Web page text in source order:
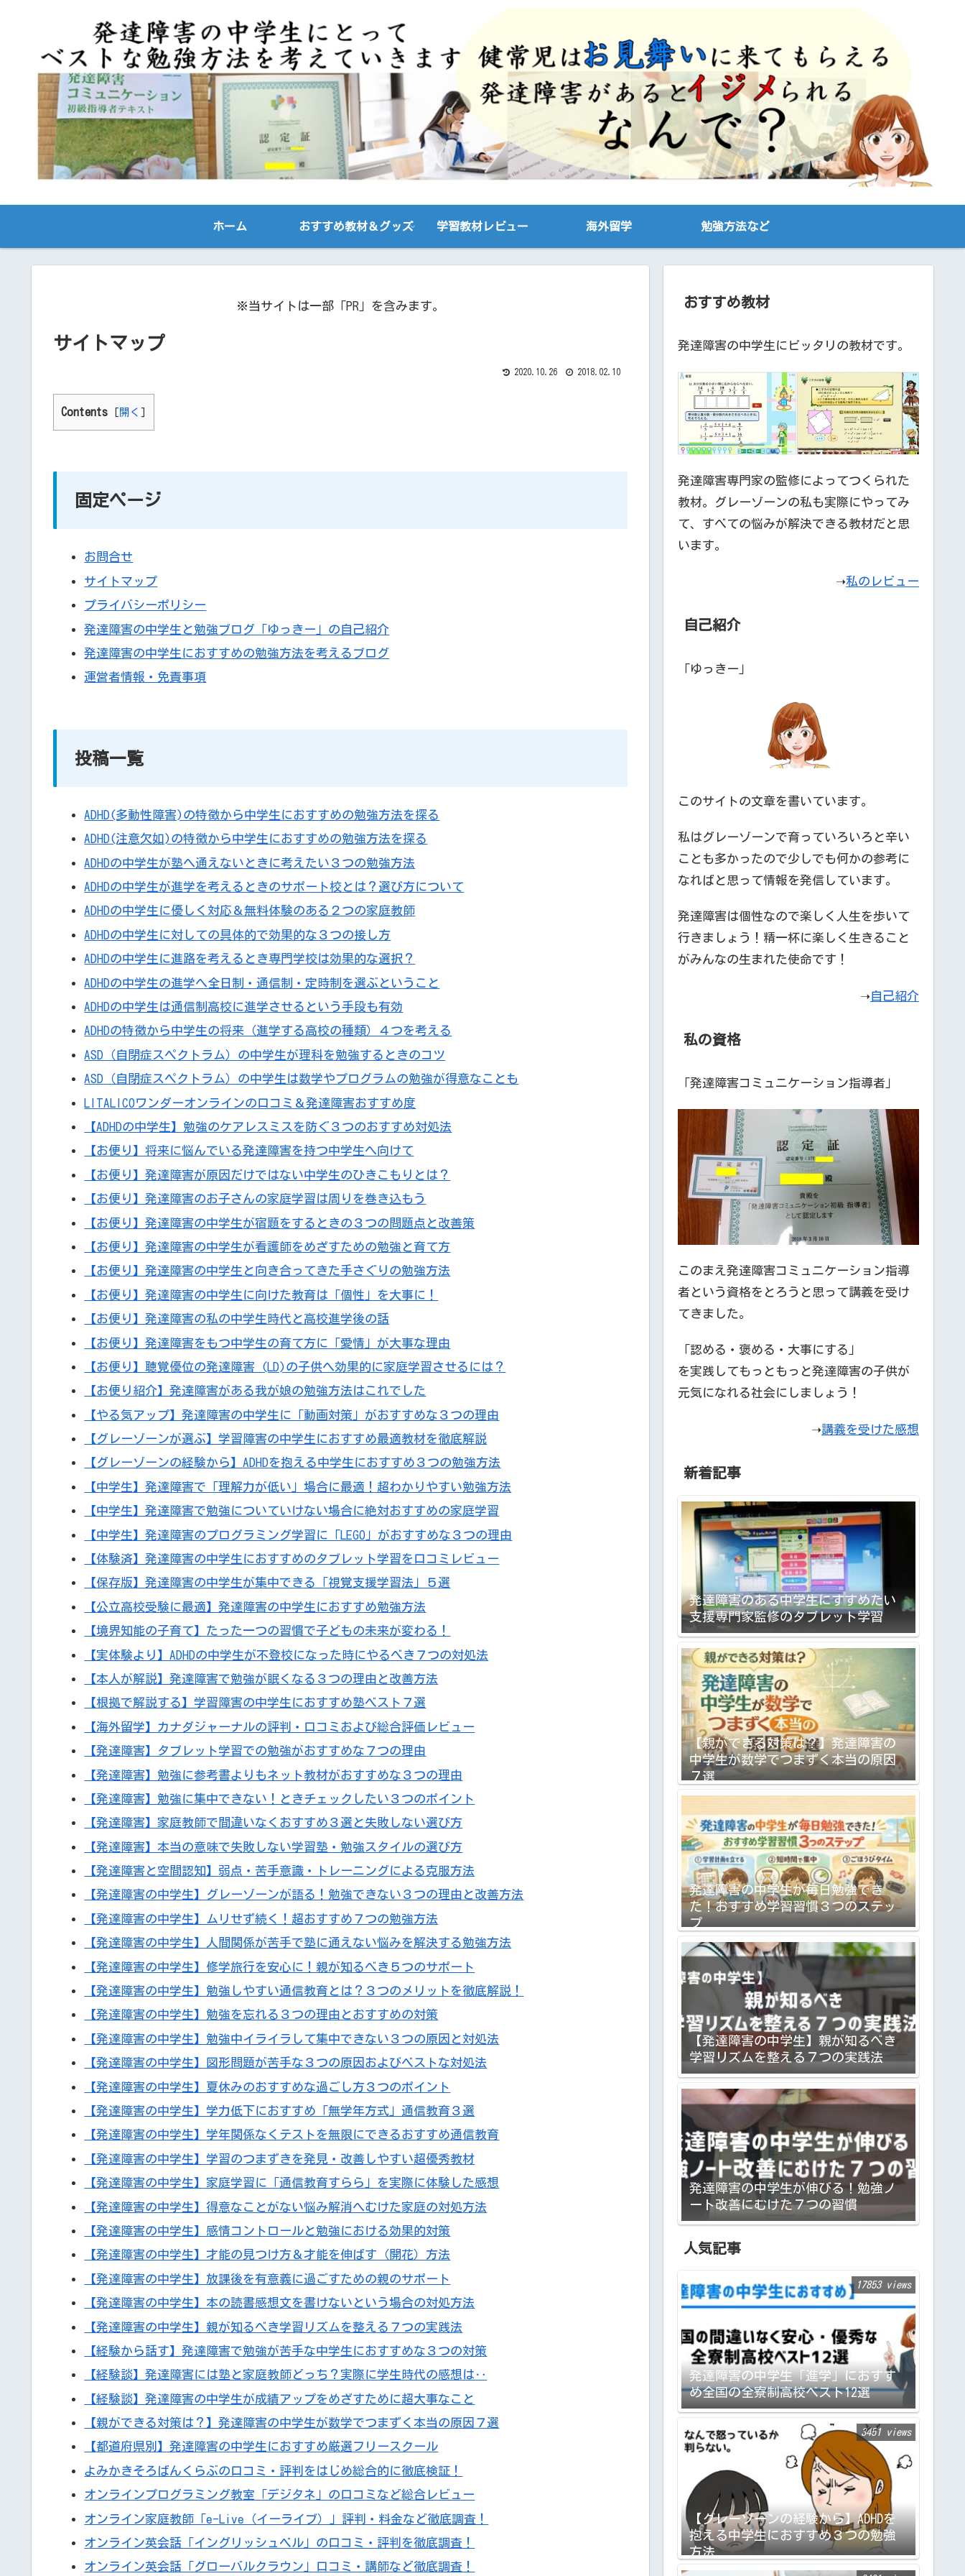
ホーム おすすめ教材＆グッズ 学習教材レビュー 海外留学 勉強方法など
※当サイトは一部「PR」を含みます。
サイトマップ
2020.10.26 2018.02.10
Contents [ 開く ]
固定ページ
お問合せ
サイトマップ
プライバシーポリシー
発達障害の中学生と勉強ブログ「ゆっきー」の自己紹介
発達障害の中学生におすすめの勉強方法を考えるブログ
運営者情報・免責事項
投稿一覧
ADHD(多動性障害)の特徴から中学生におすすめの勉強方法を探る
ADHD(注意欠如)の特徴から中学生におすすめの勉強方法を探る
ADHDの中学生が塾へ通えないときに考えたい３つの勉強方法
ADHDの中学生が進学を考えるときのサポート校とは？選び方について
ADHDの中学生に優しく対応＆無料体験のある２つの家庭教師
ADHDの中学生に対しての具体的で効果的な３つの接し方
ADHDの中学生に進路を考えるとき専門学校は効果的な選択？
ADHDの中学生の進学へ全日制・通信制・定時制を選ぶということ
ADHDの中学生は通信制高校に進学させるという手段も有効
ADHDの特徴から中学生の将来（進学する高校の種類）４つを考える
ASD（自閉症スペクトラム）の中学生が理科を勉強するときのコツ
ASD（自閉症スペクトラム）の中学生は数学やプログラムの勉強が得意なことも
LITALICOワンダーオンラインの口コミ＆発達障害おすすめ度
【ADHDの中学生】勉強のケアレスミスを防ぐ３つのおすすめ対処法
【お便り】将来に悩んでいる発達障害を持つ中学生へ向けて
【お便り】発達障害が原因だけではない中学生のひきこもりとは？
【お便り】発達障害のお子さんの家庭学習は周りを巻き込もう
【お便り】発達障害の中学生が宿題をするときの３つの問題点と改善策
【お便り】発達障害の中学生が看護師をめざすための勉強と育て方
【お便り】発達障害の中学生と向き合ってきた手さぐりの勉強方法
【お便り】発達障害の中学生に向けた教育は「個性」を大事に！
【お便り】発達障害の私の中学生時代と高校進学後の話
【お便り】発達障害をもつ中学生の育て方に「愛情」が大事な理由
【お便り】聴覚優位の発達障害 (LD)の子供へ効果的に家庭学習させるには？
【お便り紹介】発達障害がある我が娘の勉強方法はこれでした
【やる気アップ】発達障害の中学生に「動画対策」がおすすめな３つの理由
【グレーゾーンが選ぶ】学習障害の中学生におすすめ最適教材を徹底解説
【グレーゾーンの経験から】ADHDを抱える中学生におすすめ３つの勉強方法
【中学生】発達障害で「理解力が低い」場合に最適！超わかりやすい勉強方法
【中学生】発達障害で勉強についていけない場合に絶対おすすめの家庭学習
【中学生】発達障害のプログラミング学習に「LEGO」がおすすめな３つの理由
【体験済】発達障害の中学生におすすめのタブレット学習を口コミレビュー
【保存版】発達障害の中学生が集中できる「視覚支援学習法」５選
【公立高校受験に最適】発達障害の中学生におすすめ勉強方法
【境界知能の子育て】たった一つの習慣で子どもの未来が変わる！
【実体験より】ADHDの中学生が不登校になった時にやるべき７つの対処法
【本人が解説】発達障害で勉強が眠くなる３つの理由と改善方法
【根拠で解説する】学習障害の中学生におすすめ塾ベスト７選
【海外留学】カナダジャーナルの評判・口コミおよび総合評価レビュー
【発達障害】タブレット学習での勉強がおすすめな７つの理由
【発達障害】勉強に参考書よりもネット教材がおすすめな３つの理由
【発達障害】勉強に集中できない！ときチェックしたい３つのポイント
【発達障害】家庭教師で間違いなくおすすめ３選と失敗しない選び方
【発達障害】本当の意味で失敗しない学習塾・勉強スタイルの選び方
【発達障害と空間認知】弱点・苦手意識・トレーニングによる克服方法
【発達障害の中学生】グレーゾーンが語る！勉強できない３つの理由と改善方法
【発達障害の中学生】ムリせず続く！超おすすめ７つの勉強方法
【発達障害の中学生】人間関係が苦手で塾に通えない悩みを解決する勉強方法
【発達障害の中学生】修学旅行を安心に！親が知るべき５つのサポート
【発達障害の中学生】勉強しやすい通信教育とは？３つのメリットを徹底解説！
【発達障害の中学生】勉強を忘れる３つの理由とおすすめの対策
【発達障害の中学生】勉強中イライラして集中できない３つの原因と対処法
【発達障害の中学生】図形問題が苦手な３つの原因およびベストな対処法
【発達障害の中学生】夏休みのおすすめな過ごし方３つのポイント
【発達障害の中学生】学力低下におすすめ「無学年方式」通信教育３選
【発達障害の中学生】学年関係なくテストを無限にできるおすすめ通信教育
【発達障害の中学生】学習のつまずきを発見・改善しやすい超優秀教材
【発達障害の中学生】家庭学習に「通信教育すらら」を実際に体験した感想
【発達障害の中学生】得意なことがない悩み解消へむけた家庭の対処方法
【発達障害の中学生】感情コントロールと勉強における効果的対策
【発達障害の中学生】才能の見つけ方＆才能を伸ばす（開花）方法
【発達障害の中学生】放課後を有意義に過ごすための親のサポート
【発達障害の中学生】本の読書感想文を書けないという場合の対処方法
【発達障害の中学生】親が知るべき学習リズムを整える７つの実践法
【経験から話す】発達障害で勉強が苦手な中学生におすすめな３つの対策
【経験談】発達障害には塾と家庭教師どっち？実際に学生時代の感想は‥
【経験談】発達障害の中学生が成績アップをめざすために超大事なこと
【親ができる対策は？】発達障害の中学生が数学でつまずく本当の原因７選
【都道府県別】発達障害の中学生におすすめ厳選フリースクール
よみかきそろばんくらぶの口コミ・評判をはじめ総合的に徹底検証！
オンラインプログラミング教室「デジタネ」の口コミなど総合レビュー
オンライン家庭教師「e-Live（イーライブ）」評判・料金など徹底調査！
オンライン英会話「イングリッシュベル」の口コミ・評判を徹底調査！
オンライン英会話「グローバルクラウン」口コミ・講師など徹底調査！
おすすめ教材
発達障害の中学生にピッタリの教材です。
発達障害専門家の監修によってつくられた
教材。グレーゾーンの私も実際にやってみ
て、すべての悩みが解決できる教材だと思
います。
➝私のレビュー
自己紹介
「ゆっきー」
このサイトの文章を書いています。
私はグレーゾーンで育っていろいろと辛い
ことも多かったので少しでも何かの参考に
なればと思って情報を発信しています。
発達障害は個性なので楽しく人生を歩いて
行きましょう！精一杯に楽しく生きること
がみんなの生まれた使命です！
➝自己紹介
私の資格
「発達障害コミュニケーション指導者」
このまえ発達障害コミュニケーション指導
者という資格をとろうと思って講義を受け
てきました。
「認める・褒める・大事にする」
を実践してもっともっと発達障害の子供が
元気になれる社会にしましょう！
➝講義を受けた感想
新着記事
発達障害のある中学生にすすめたい
支援専門家監修のタブレット学習
【親ができる対策は？】発達障害の
中学生が数学でつまずく本当の原因
７選
発達障害の中学生が毎日勉強でき
た！おすすめ学習習慣３つのステッ
プ
【発達障害の中学生】親が知るべき
学習リズムを整える７つの実践法
発達障害の中学生が伸びる！勉強ノ
ート改善にむけた７つの習慣
人気記事
発達障害の中学生「進学」におすす
め全国の全寮制高校ベスト12選
17853 views
【グレーゾーンの経験から】ADHDを
抱える中学生におすすめ３つの勉強
方法
3451 views